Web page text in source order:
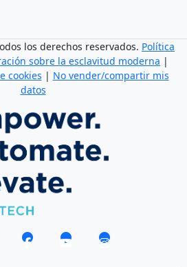
los derechos reservados. Política
sobre la esclavitud moderna |
cookies | No vender/compartir mis
datos